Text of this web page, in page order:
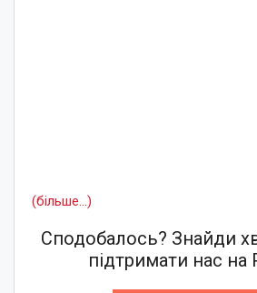
(більше…)
Сподобалось? Знайди
підтримати нас на